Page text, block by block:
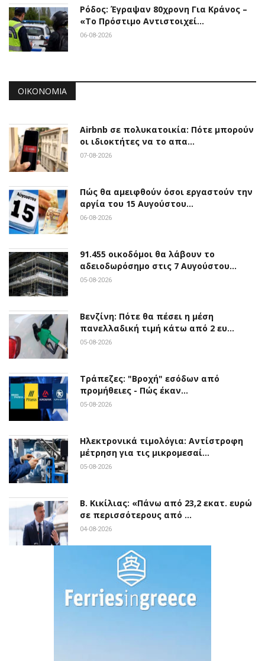
Ρόδος: Έγραψαν 80χρονη Για Κράνος –
«Το Πρόστιμο Αντιστοιχεί…
06-08-2026
ΟΙΚΟΝΟΜΊΑ
Airbnb σε πολυκατοικία: Πότε μπορούν
οι ιδιοκτήτες να το απα…
07-08-2026
Πώς θα αμειφθούν όσοι εργαστούν την
αργία του 15 Αυγούστου…
06-08-2026
91.455 οικοδόμοι θα λάβουν το
αδειοδωρόσημο στις 7 Αυγούστου…
05-08-2026
Βενζίνη: Πότε θα πέσει η μέση
πανελλαδική τιμή κάτω από 2 ευ…
05-08-2026
Τράπεζες: "Βροχή" εσόδων από
προμήθειες - Πώς έκαν…
05-08-2026
Ηλεκτρονικά τιμολόγια: Αντίστροφη
μέτρηση για τις μικρομεσαί…
05-08-2026
Β. Κικίλιας: «Πάνω από 23,2 εκατ. ευρώ
σε περισσότερους από …
04-08-2026